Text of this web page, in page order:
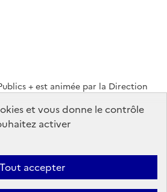
+ est animée par la Direction
legifrance.gouv.fr
partiellement conforme Mentions légales
et vous donne le contrôle
activer
Tout accepter